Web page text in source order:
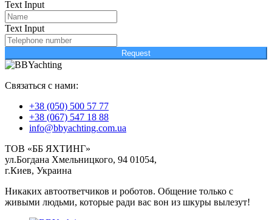
Text Input
Text Input
Request
Связаться с нами:
+38 (050) 500 57 77
+38 (067) 547 18 88
info@bbyachting.com.ua
ТОВ «ББ ЯХТИНГ»
ул.Богдана Хмельницкого, 94 01054,
г.Киев, Украина
Никаких автоответчиков и роботов. Общение только с
живыми людьми, которые ради вас вон из шкуры вылезут!